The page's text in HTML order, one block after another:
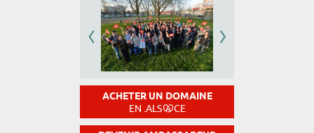
ACHETER UN DOMAINE
EN .ALS CE